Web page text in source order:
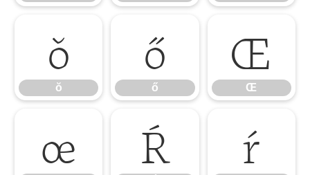
ŏ
ŏ
ő
ő
Œ
Œ
œ Ŕ ŕ